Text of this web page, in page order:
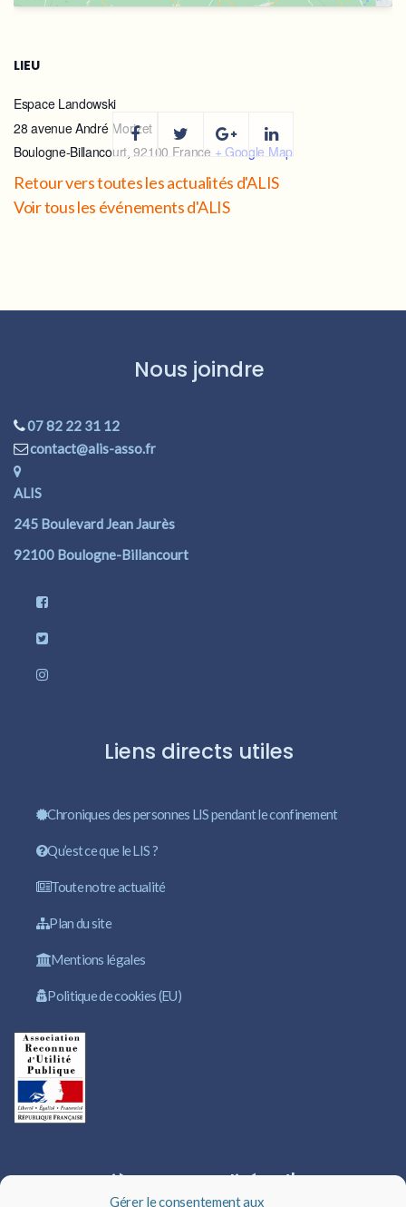
Gérer le consentement aux
LIEU
Espace Landowski
28 avenue André Morizet
Boulogne-Billancourt, 92100 France + Google Map
Retour vers toutes les actualités d'ALIS
Voir tous les événements d'ALIS
Nous joindre
07 82 22 31 12
contact@alis-asso.fr
ALIS
245 Boulevard Jean Jaurès
92100 Boulogne-Billancourt
Liens directs utiles
Chroniques des personnes LIS pendant le confinement
Qu’est ce que le LIS ?
Toute notre actualité
Plan du site
Mentions légales
Politique de cookies (EU)
Dernières actualités d'ALIS